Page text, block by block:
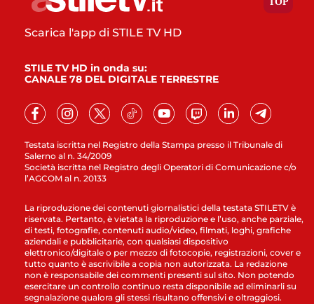
Testata iscritta nel Registro della Stampa presso il Tribunale di
Salerno al n. 34/2009
Società iscritta nel Registro degli Operatori di Comunicazione c/o
l’AGCOM al n. 20133
Scarica l'app di STILE TV HD
STILE TV HD in onda su:
CANALE 78 DEL DIGITALE TERRESTRE
La riproduzione dei contenuti giornalistici della testata STILETV è
riservata. Pertanto, è vietata la riproduzione e l’uso, anche parziale,
di testi, fotografie, contenuti audio/video, filmati, loghi, grafiche
aziendali e pubblicitarie, con qualsiasi dispositivo
elettronico/digitale o per mezzo di fotocopie, registrazioni, cover e
tutto quanto è ascrivibile a copia non autorizzata. La redazione
non è responsabile dei commenti presenti sul sito. Non potendo
esercitare un controllo continuo resta disponibile ad eliminarli su
segnalazione qualora gli stessi risultano offensivi e oltraggiosi.